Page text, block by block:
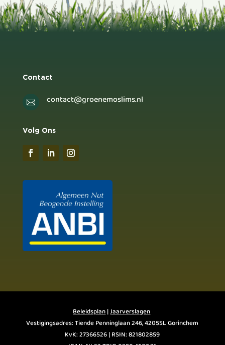
Contact
 contact@groenemoslims.nl
Volg Ons
Beleidsplan|Jaarverslagen
Vestigingsadres: Tiende Penninglaan 246, 4205SL Gorinchem
KvK: 27366526 | RSIN: 821802859